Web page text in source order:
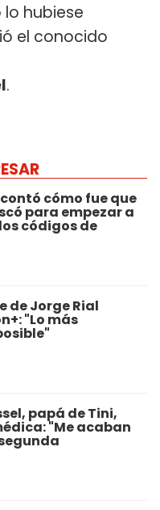
hubiese
el conocido
.
cómo fue que
para empezar a
códigos de
de Jorge Rial
"Lo más
papá de Tini,
"Me acaban